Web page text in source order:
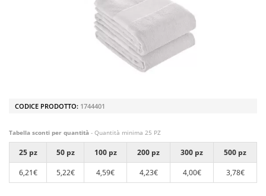
CODICE PRODOTTO: 1744401
Tabella sconti per quantità - Quantità minima 25 PZ
25 pz 50 pz 100 pz 200 pz 300 pz
500 pz
6,21€
5,22€ 4,59€ 4,23€ 4,00€ 3,78€